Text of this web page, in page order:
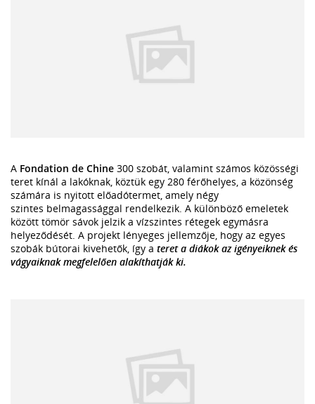
A Fondation de Chine 300 szobát, valamint számos közösségi
teret kínál a lakóknak, köztük egy 280 férőhelyes, a közönség
számára is nyitott előadótermet, amely négy
szintes belmagassággal rendelkezik. A különböző emeletek
között tömör sávok jelzik a vízszintes rétegek egymásra
helyeződését. A projekt lényeges jellemzője, hogy az egyes
szobák bútorai kivehetők, így a teret a diákok az igényeiknek és
vágyaiknak megfelelően alakíthatják ki.